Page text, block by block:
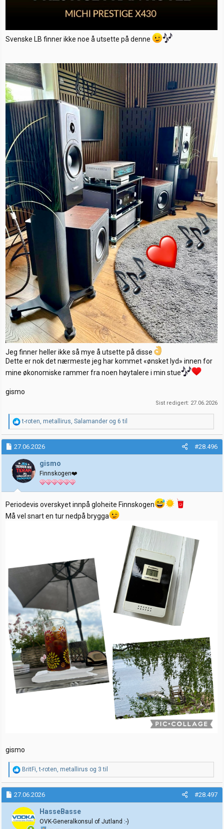
Svenske LB finner ikke noe å utsette på denne
Jeg finner heller ikke så mye å utsette på disse
Dette er nok det nærmeste jeg har kommet «ønsket lyd» innen for
mine økonomiske rammer fra noen høytalere i min stue
gismo
Sist redigert: 27.06.2026
R
e
a
k
s
j
o
n
e
r
t-roten, metallirus, Salamander og 6 til
27.06.2026 #28.496
gismo
Finnskogen❤️
Periodevis overskyet innpå gloheite Finnskogen
Må vel snart en tur nedpå brygga
gismo
R
e
a
k
s
j
o
BritFi,t-roten, metallirus og 3 til
27.06.2026 #28.497
HasseBasse
OVK-Generalkonsul of Jutland :-)